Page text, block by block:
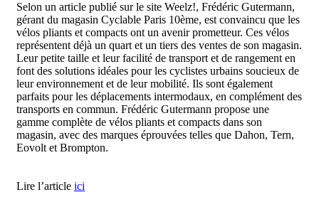
Selon un article publié sur le site Weelz!, Frédéric Gutermann,
gérant du magasin Cyclable Paris 10ème, est convaincu que les
vélos pliants et compacts ont un avenir prometteur. Ces vélos
représentent déjà un quart et un tiers des ventes de son magasin.
Leur petite taille et leur facilité de transport et de rangement en
font des solutions idéales pour les cyclistes urbains soucieux de
leur environnement et de leur mobilité. Ils sont également
parfaits pour les déplacements intermodaux, en complément des
transports en commun. Frédéric Gutermann propose une
gamme complète de vélos pliants et compacts dans son
magasin, avec des marques éprouvées telles que Dahon, Tern,
Eovolt et Brompton.
Lire l’article ici